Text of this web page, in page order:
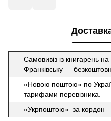
Самовивіз із книгарень
Франківську —
«Новою поштою» по
тарифами перевізника.
«Укрпоштою» за кордон